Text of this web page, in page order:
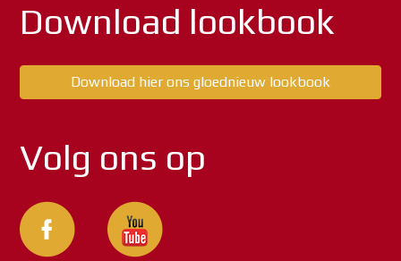
Download lookbook
Download hier ons gloednieuw lookbook
Volg ons op